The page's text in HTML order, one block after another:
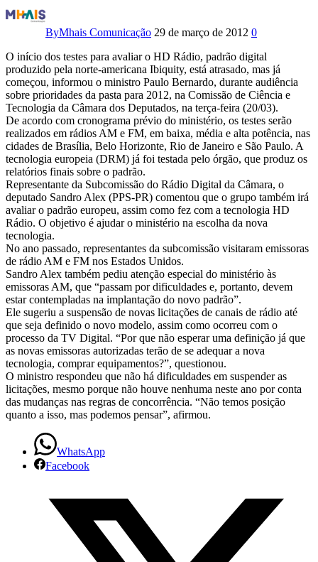
Paulo
Bernardo
afirma
que
testes
com
padrão
americano
de
radio
digital
já
começaram.
ByMhais Comunicação 29 de março de 2012 0
O início dos testes para avaliar o HD Rádio, padrão digital
produzido pela norte-americana Ibiquity, está atrasado, mas já
começou, informou o ministro Paulo Bernardo, durante audiência
sobre prioridades da pasta para 2012, na Comissão de Ciência e
Tecnologia da Câmara dos Deputados, na terça-feira (20/03).
De acordo com cronograma prévio do ministério, os testes serão
realizados em rádios AM e FM, em baixa, média e alta potência, nas
cidades de Brasília, Belo Horizonte, Rio de Janeiro e São Paulo. A
tecnologia europeia (DRM) já foi testada pelo órgão, que produz os
relatórios finais sobre o padrão.
Representante da Subcomissão do Rádio Digital da Câmara, o
deputado Sandro Alex (PPS-PR) comentou que o grupo também irá
avaliar o padrão europeu, assim como fez com a tecnologia HD
Rádio. O objetivo é ajudar o ministério na escolha da nova
tecnologia.
No ano passado, representantes da subcomissão visitaram emissoras
de rádio AM e FM nos Estados Unidos.
Sandro Alex também pediu atenção especial do ministério às
emissoras AM, que “passam por dificuldades e, portanto, devem
estar contempladas na implantação do novo padrão”.
Ele sugeriu a suspensão de novas licitações de canais de rádio até
que seja definido o novo modelo, assim como ocorreu com o
processo da TV Digital. “Por que não esperar uma definição já que
as novas emissoras autorizadas terão de se adequar a nova
tecnologia, comprar equipamentos?”, questionou.
O ministro respondeu que não há dificuldades em suspender as
licitações, mesmo porque não houve nenhuma neste ano por conta
das mudanças nas regras de concorrência. “Não temos posição
quanto a isso, mas podemos pensar”, afirmou.
WhatsApp
Facebook